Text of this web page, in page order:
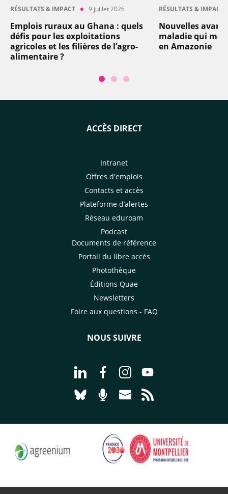
RÉSULTATS & IMPACT 9 juillet 2026
Emplois ruraux au Ghana : quels
défis pour les exploitations
agricoles et les filières de l’agro-
alimentaire ?
RÉSULTATS & IMPACT
Nouvelles
maladie qui
en Amazonie
ACCÈS DIRECT
Intranet
Offres d'emplois
Contacts et accès
Plateforme d’alertes
Réseau eduroam
Podcast
Documents de référence
Portail du libre accès
Photothèque
Éditions Quae
Newsletters
Foire aux questions - FAQ
NOUS SUIVRE
Aller à la page Nous suivre sur
Aller à la page Nous suivre sur
Aller à la page Nous
Aller à la page
Aller à la page Nous suivre sur
Aller à la page Nourrir le
Aller à la page Nous